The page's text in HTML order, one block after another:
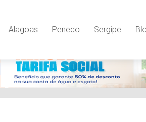
Alagoas Penedo Sergipe